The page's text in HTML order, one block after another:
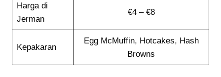
Harga di
Jerman
€4 – €8
Kepakaran
Egg McMuffin, Hotcakes, Hash
Browns